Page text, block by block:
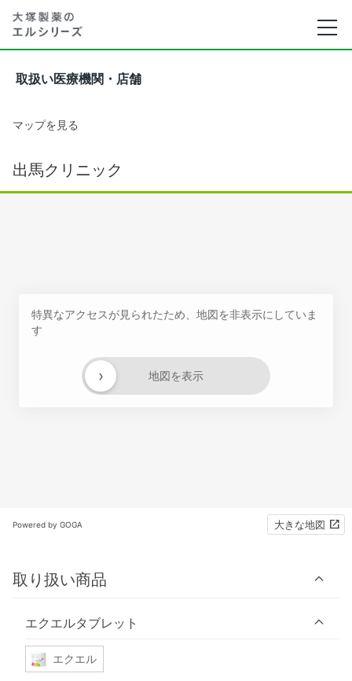
取扱い医療機関・店舗
マップを見る
出馬クリニック
特異なアクセスが見られたため、地図を非表示にしていま
す
地図を表示
›
Powered by GOGA 大きな地図
取り扱い商品
エクエルタブレット
エクエル